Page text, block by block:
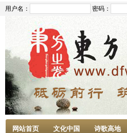
用户名： 密码：
网站首页 文化中国 诗歌高地